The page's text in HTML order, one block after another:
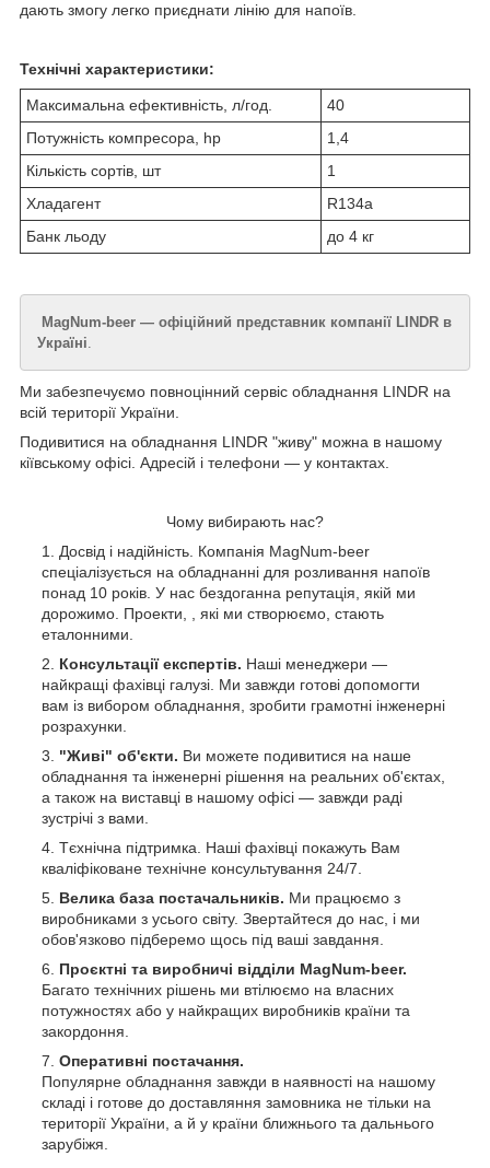
дають змогу легко приєднати лінію для напоїв.
Технічні характеристики:
Максимальна ефективність, л/год.
40
Потужність компресора, hp
1,4
Кількість сортів, шт
1
Хладагент
R134а
Банк льоду
до 4 кг
MagNum-beer — офіційний представник компанії LINDR в
Україні.
Ми забезпечуємо повноцінний сервіс обладнання LINDR на
всій території України.
Подивитися на обладнання LINDR "живу" можна в нашому
кіївському офісі. Адресій і телефони — у контактах.
Чому вибирають нас?
Досвід і надійність. Компанія MagNum-beer
спеціалізується на обладнанні для розливання напоїв
понад 10 років. У нас бездоганна репутація, якій ми
дорожимо. Проекти, , які ми створюємо, стають
еталонними.
Консультації експертів. Наші менеджери —
найкращі фахівці галузі. Ми завжди готові допомогти
вам із вибором обладнання, зробити грамотні інженерні
розрахунки.
"Живі" об'єкти. Ви можете подивитися на наше
обладнання та інженерні рішення на реальних об'єктах,
а також на виставці в нашому офісі — завжди раді
зустрічі з вами.
Тєхнічна підтримка. Наші фахівці покажуть Вам
кваліфіковане технічне консультування 24/7.
Велика база постачальників. Ми працюємо з
виробниками з усього світу. Звертайтеся до нас, і ми
обов'язково підберемо щось під ваші завдання.
Проєктні та виробничі відділи MagNum-beer.
Багато технічних рішень ми втілюємо на власних
потужностях або у найкращих виробників країни та
закордоння.
Оперативні постачання.
Популярне обладнання завжди в наявності на нашому
складі і готове до доставляння замовника не тільки на
території України, а й у країни ближнього та дальнього
зарубіжя.